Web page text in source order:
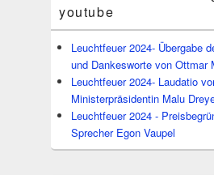
youtube
Leuchtfeuer 2024- Übergabe
und Dankesworte von Ottmar
Leuchtfeuer 2024- Laudatio
Ministerpräsidentin Malu
Leuchtfeuer 2024 -
Sprecher Egon Vaupel